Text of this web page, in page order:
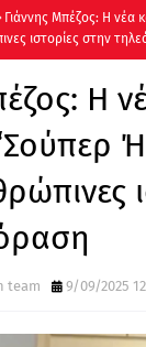
Γιάννης Μπέζος: Η νέα
ιστορίες στην
Η
team 9/09/2025